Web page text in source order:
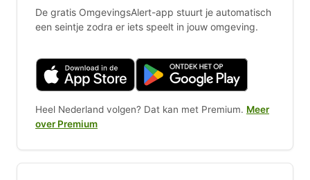
De gratis OmgevingsAlert-app stuurt je automatisch
een seintje zodra er iets speelt in jouw omgeving.
Heel Nederland volgen? Dat kan met Premium. Meer
over Premium